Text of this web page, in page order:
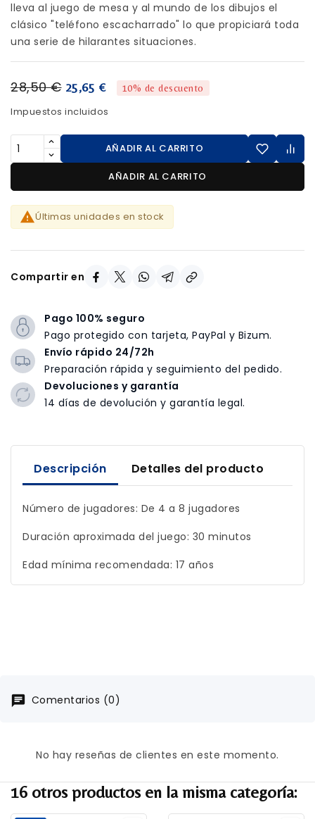
lleva al juego de mesa y al mundo de los dibujos el
clásico "teléfono escacharrado" lo que propiciará toda
una serie de hilarantes situaciones.
28,50 € 25,65 € 10% de descuento
Impuestos incluidos
AÑADIR AL CARRITO
AÑADIR AL CARRITO
Últimas unidades en stock
Compartir en
Pago 100% seguro
Pago protegido con tarjeta, PayPal y Bizum.
Envío rápido 24/72h
Preparación rápida y seguimiento del pedido.
Devoluciones y garantía
14 días de devolución y garantía legal.
Descripción Detalles del producto
Número de jugadores: De 4 a 8 jugadores
Duración aproximada del juego: 30 minutos
Edad mínima recomendada: 17 años
Comentarios (0)
No hay reseñas de clientes en este momento.
16 otros productos en la misma categoría: